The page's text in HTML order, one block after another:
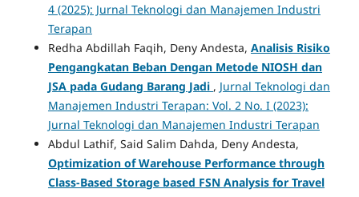
4 (2025): Jurnal Teknologi dan Manajemen Industri
Terapan
Redha Abdillah Faqih, Deny Andesta, Analisis Risiko
Pengangkatan Beban Dengan Metode NIOSH dan
JSA pada Gudang Barang Jadi , Jurnal Teknologi dan
Manajemen Industri Terapan: Vol. 2 No. I (2023):
Jurnal Teknologi dan Manajemen Industri Terapan
Abdul Lathif, Said Salim Dahda, Deny Andesta,
Optimization of Warehouse Performance through
Class-Based Storage based FSN Analysis for Travel